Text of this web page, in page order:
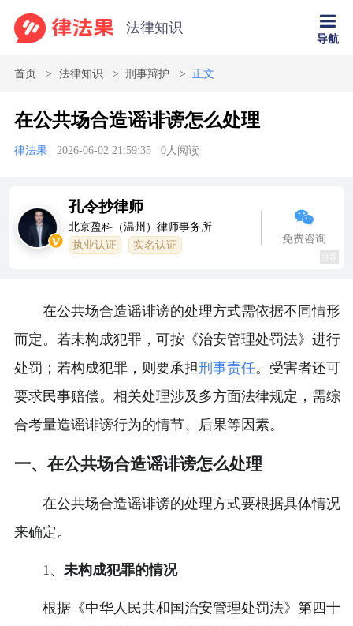
法律知识
导航
首页 法律知识 刑事辩护 正文
在公共场合造谣诽谤怎么处理
律法果 2026-06-02 21:59:35 0人阅读
孔令抄律师
北京盈科（温州）律师事务所
执业认证 实名认证
免费咨询
在公共场合造谣诽谤的处理方式需依据不同情形
而定。若未构成犯罪，可按《治安管理处罚法》进行
处罚；若构成犯罪，则要承担刑事责任。受害者还可
要求民事赔偿。相关处理涉及多方面法律规定，需综
合考量造谣诽谤行为的情节、后果等因素。
一、在公共场合造谣诽谤怎么处理
在公共场合造谣诽谤的处理方式要根据具体情况
来确定。
1、 未构成犯罪的情况
根据《中华人民共和国治安管理处罚法》第四十